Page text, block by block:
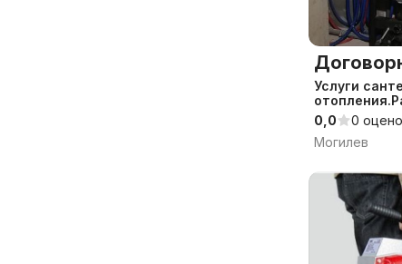
Услуги сантехника.Монтаж
0,0
0
Могилев